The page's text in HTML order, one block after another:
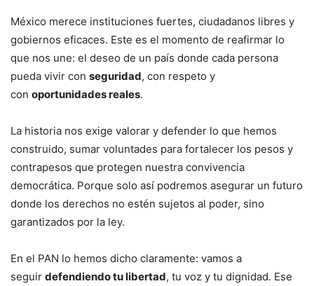
México merece instituciones fuertes, ciudadanos libres y
gobiernos eficaces. Este es el momento de reafirmar lo
que nos une: el deseo de un país donde cada persona
pueda vivir con seguridad, con respeto y
con oportunidades reales.
La historia nos exige valorar y defender lo que hemos
construido, sumar voluntades para fortalecer los pesos y
contrapesos que protegen nuestra convivencia
democrática. Porque solo así podremos asegurar un futuro
donde los derechos no estén sujetos al poder, sino
garantizados por la ley.
En el PAN lo hemos dicho claramente: vamos a
seguir defendiendo tu libertad, tu voz y tu dignidad. Ese